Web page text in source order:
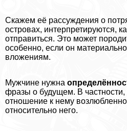
Скажем её рассуждения о
островах, интерпретируются,
отправиться. Это может
особенно, если он материально
вложениям.
Мужчине нужна
фразы о будущем. В частности,
отношение к нему
относительно него.